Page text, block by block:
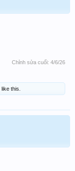
Chỉnh sửa cuối: 4/6/26
like this.